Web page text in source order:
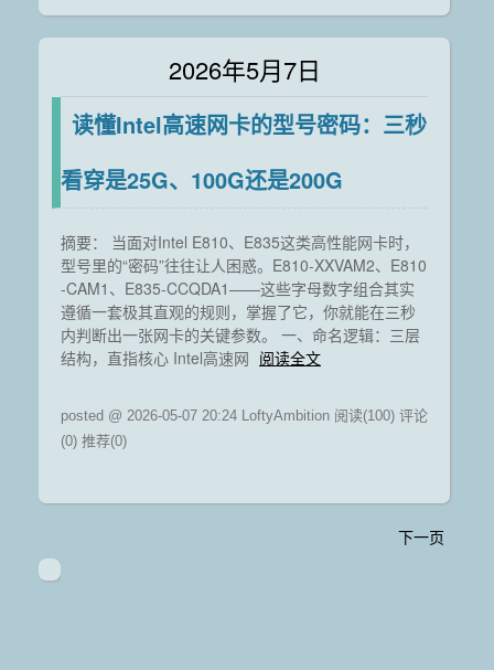
2026年5月7日
读懂Intel高速网卡的型号密码：三秒
看穿是25G、100G还是200G
摘要： 当面对Intel E810、E835这类高性能网卡时，
型号里的“密码”往往让人困惑。E810-XXVAM2、E810
-CAM1、E835-CCQDA1——这些字母数字组合其实
遵循一套极其直观的规则，掌握了它，你就能在三秒
内判断出一张网卡的关键参数。 一、命名逻辑：三层
结构，直指核心 Intel高速网 阅读全文
posted @ 2026-05-07 20:24 LoftyAmbition 阅读(100) 评论
(0) 推荐(0)
下一页